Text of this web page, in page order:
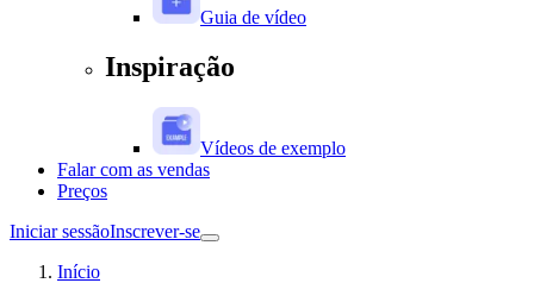
Guia de vídeo
Inspiração
Vídeos de exemplo
Falar com as vendas
Preços
Iniciar sessãoInscrever-se
Início